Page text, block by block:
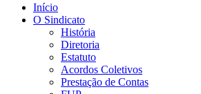
Início
O Sindicato
História
Diretoria
Estatuto
Acordos Coletivos
Prestação de Contas